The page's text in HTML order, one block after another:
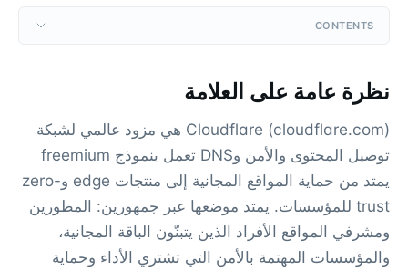
CONTENTS
نظرة عامة على العلامة
Cloudflare (cloudflare.com) هي مزود عالمي لشبكة
توصيل المحتوى والأمن وDNS تعمل بنموذج freemium
يمتد من حماية المواقع المجانية إلى منتجات edge وzero-
trust للمؤسسات. يمتد موضعها عبر جمهورين: المطورين
ومشرفي المواقع الأفراد الذين يتبنّون الباقة المجانية،
والمؤسسات المهتمة بالأمن التي تشتري الأداء وحماية